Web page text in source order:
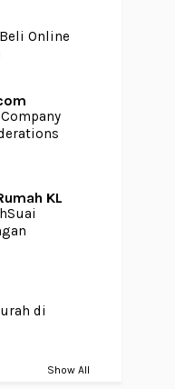
Online
KL
di
Show All